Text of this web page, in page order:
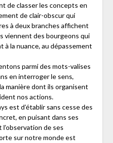
de classer les concepts en
de clair-obscur qui
à deux branches affichent
viennent des bourgeons qui
à la nuance, au dépassement
parmi des mots-valises
en interroger le sens,
manière dont ils organisent
nos actions.
est d’établir sans cesse des
en puisant dans ses
de ses
sur notre monde est